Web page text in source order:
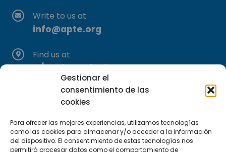
Gestionar el
consentimiento de las
cookies
Para ofrecer las mejores experiencias, utilizamos tecnologías
como las cookies para almacenar y/o acceder a la información
del dispositivo. El consentimiento de estas tecnologías nos
permitirá procesar datos como el comportamiento de
Write to us at
info@apte.org
Find us at
C/Marie Curie, 35
29590 Campanillas, Málaga